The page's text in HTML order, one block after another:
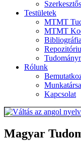
Testületek
MTMT
MTMT
Rólunk
Kapcsolat
Magyar